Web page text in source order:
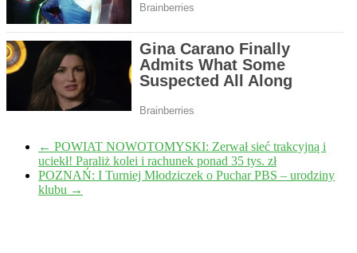
← POWIAT NOWOTOMYSKI: Zerwał sieć trakcyjną i
uciekł! Paraliż kolei i rachunek ponad 35 tys. zł
POZNAŃ: I Turniej Młodziczek o Puchar PBS – urodziny
klubu →